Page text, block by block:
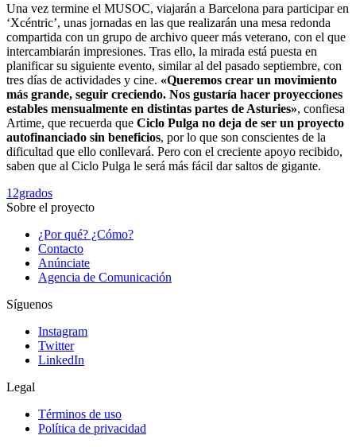
Una vez termine el MUSOC, viajarán a Barcelona para participar en
‘Xcéntric’, unas jornadas en las que realizarán una mesa redonda
compartida con un grupo de archivo queer más veterano, con el que
intercambiarán impresiones. Tras ello, la mirada está puesta en
planificar su siguiente evento, similar al del pasado septiembre, con
tres días de actividades y cine. «Queremos crear un movimiento
más grande, seguir creciendo. Nos gustaría hacer proyecciones
estables mensualmente en distintas partes de Asturies», confiesa
Artime, que recuerda que Ciclo Pulga no deja de ser un proyecto
autofinanciado sin beneficios, por lo que son conscientes de la
dificultad que ello conllevará. Pero con el creciente apoyo recibido,
saben que al Ciclo Pulga le será más fácil dar saltos de gigante.
12grados
Sobre el proyecto
¿Por qué? ¿Cómo?
Contacto
Anúnciate
Agencia de Comunicación
Síguenos
Instagram
Twitter
LinkedIn
Legal
Términos de uso
Política de privacidad